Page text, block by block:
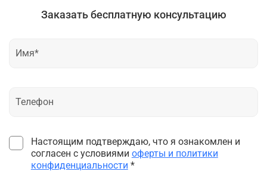
Заказать бесплатную консультацию
Настоящим подтверждаю, что я ознакомлен и
согласен с условиями оферты и политики
конфиденциальности *